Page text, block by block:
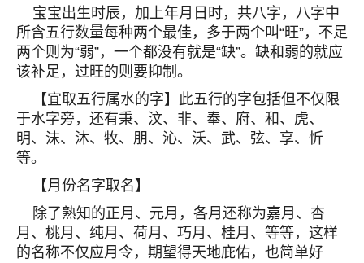
宝宝出生时辰，加上年月日时，共八字，八字中
所含五行数量每种两个最佳，多于两个叫“旺”，不足
两个则为“弱”，一个都没有就是“缺”。缺和弱的就应
该补足，过旺的则要抑制。
【宜取五行属水的字】此五行的字包括但不仅限
于水字旁，还有秉、汶、非、奉、府、和、虎、
明、沫、沐、牧、朋、沁、沃、武、弦、享、忻
等。
【月份名字取名】
除了熟知的正月、元月，各月还称为嘉月、杏
月、桃月、纯月、荷月、巧月、桂月、等等，这样
的名称不仅应月令，期望得天地庇佑，也简单好